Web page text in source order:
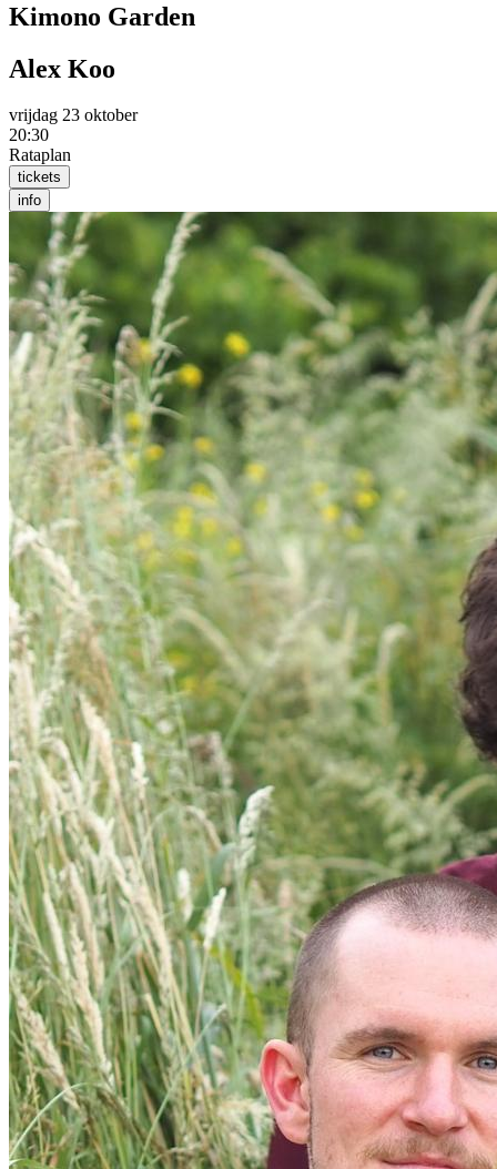
Kimono Garden
Alex Koo
vrijdag 23 oktober
20:30
Rataplan
tickets
info